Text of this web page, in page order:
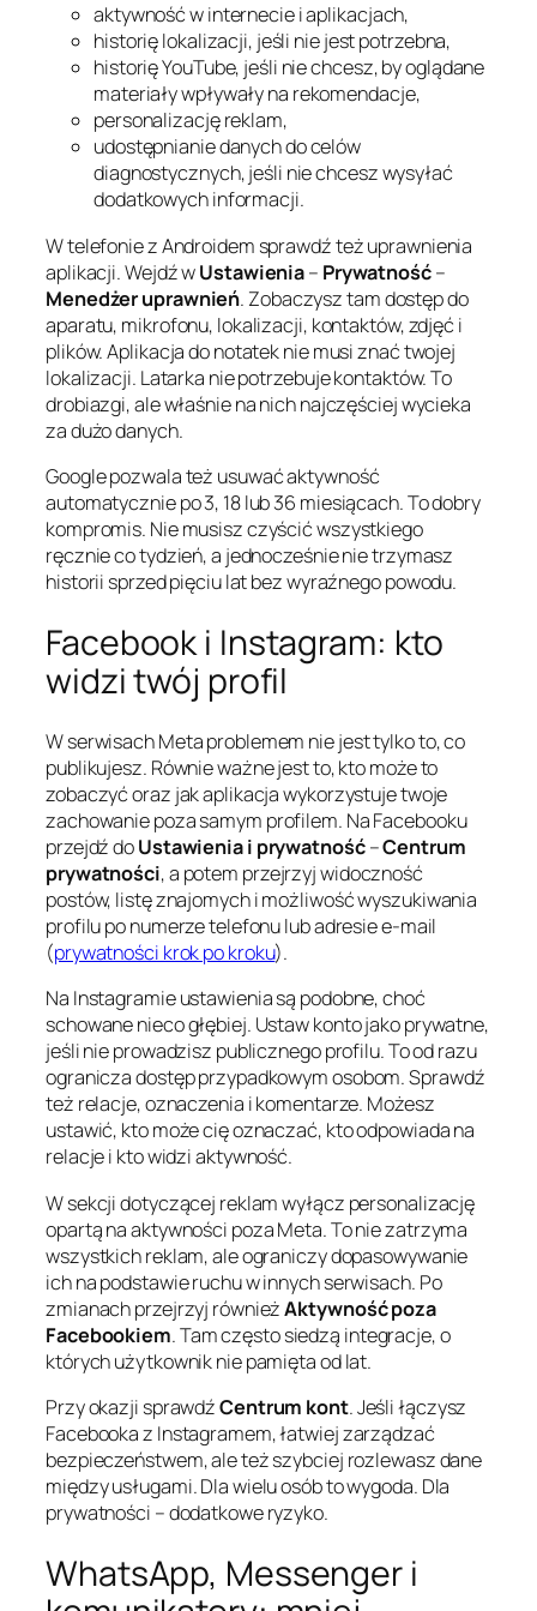
aktywność w internecie i aplikacjach,
historię lokalizacji, jeśli nie jest potrzebna,
historię YouTube, jeśli nie chcesz, by oglądane
materiały wpływały na rekomendacje,
personalizację reklam,
udostępnianie danych do celów
diagnostycznych, jeśli nie chcesz wysyłać
dodatkowych informacji.
W telefonie z Androidem sprawdź też uprawnienia
aplikacji. Wejdź wUstawienia– Prywatność–
Menedżer uprawnień. Zobaczysz tam dostęp do
aparatu, mikrofonu, lokalizacji, kontaktów, zdjęć i
plików. Aplikacja do notatek nie musi znać twojej
lokalizacji. Latarka nie potrzebuje kontaktów. To
drobiazgi, ale właśnie na nich najczęściej wycieka
za dużo danych.
Google pozwala też usuwać aktywność
automatycznie po 3, 18 lub 36 miesiącach. To dobry
kompromis. Nie musisz czyścić wszystkiego
ręcznie co tydzień, a jednocześnie nie trzymasz
historii sprzed pięciu lat bez wyraźnego powodu.
Facebook i Instagram: kto
widzi twój profil
W serwisach Meta problemem nie jest tylko to, co
publikujesz. Równie ważne jest to, kto może to
zobaczyć oraz jak aplikacja wykorzystuje twoje
zachowanie poza samym profilem. Na Facebooku
przejdź doUstawienia i prywatność–Centrum
prywatności, a potem przejrzyj widoczność
postów, listę znajomych i możliwość wyszukiwania
profilu po numerze telefonu lub adresie e-mail
(prywatności krok po kroku).
Na Instagramie ustawienia są podobne, choć
schowane nieco głębiej. Ustaw konto jako prywatne,
jeśli nie prowadzisz publicznego profilu. To od razu
ogranicza dostęp przypadkowym osobom. Sprawdź
też relacje, oznaczenia i komentarze. Możesz
ustawić, kto może cię oznaczać, kto odpowiada na
relacje i kto widzi aktywność.
W sekcji dotyczącej reklam wyłącz personalizację
opartą na aktywności poza Meta. To nie zatrzyma
wszystkich reklam, ale ograniczy dopasowywanie
ich na podstawie ruchu w innych serwisach. Po
zmianach przejrzyj równieżAktywność poza
Facebookiem. Tam często siedzą integracje, o
których użytkownik nie pamięta od lat.
Przy okazji sprawdźCentrum kont. Jeśli łączysz
Facebooka z Instagramem, łatwiej zarządzać
bezpieczeństwem, ale też szybciej rozlewasz dane
między usługami. Dla wielu osób to wygoda. Dla
prywatności – dodatkowe ryzyko.
WhatsApp, Messenger i